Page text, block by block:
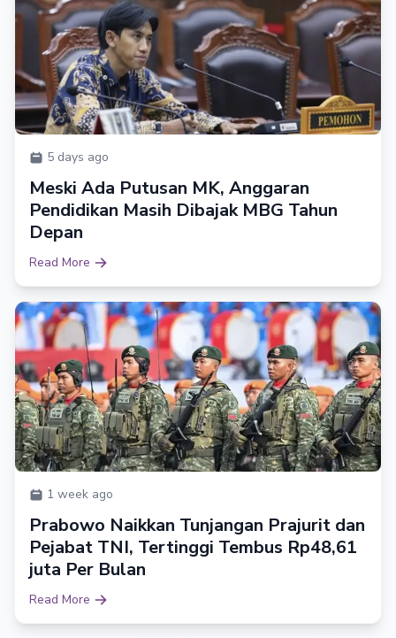
5 days ago
Meski Ada Putusan MK, Anggaran
Pendidikan Masih Dibajak MBG Tahun
Depan
Read More
1 week ago
Prabowo Naikkan Tunjangan Prajurit dan
Pejabat TNI, Tertinggi Tembus Rp48,61
juta Per Bulan
Read More